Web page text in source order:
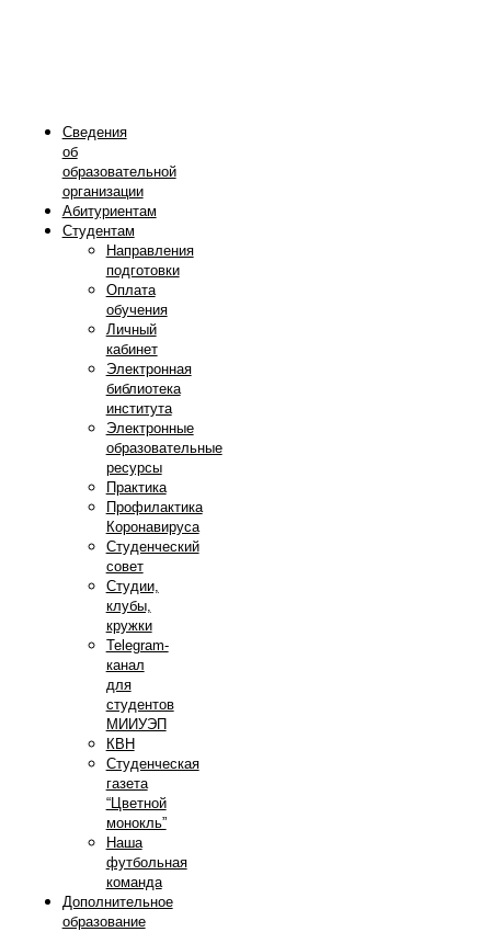
Сведения
об
образовательной
организации
Абитуриентам
Студентам
Направления
подготовки
Оплата
обучения
Личный
кабинет
Электронная
библиотека
института
Электронные
образовательные
ресурсы
Практика
Профилактика
Коронавируса
Студенческий
совет
Студии,
клубы,
кружки
Telegram-
канал
для
студентов
МИИУЭП
КВН
Студенческая
газета
“Цветной
монокль”
Наша
футбольная
команда
Дополнительное
образование